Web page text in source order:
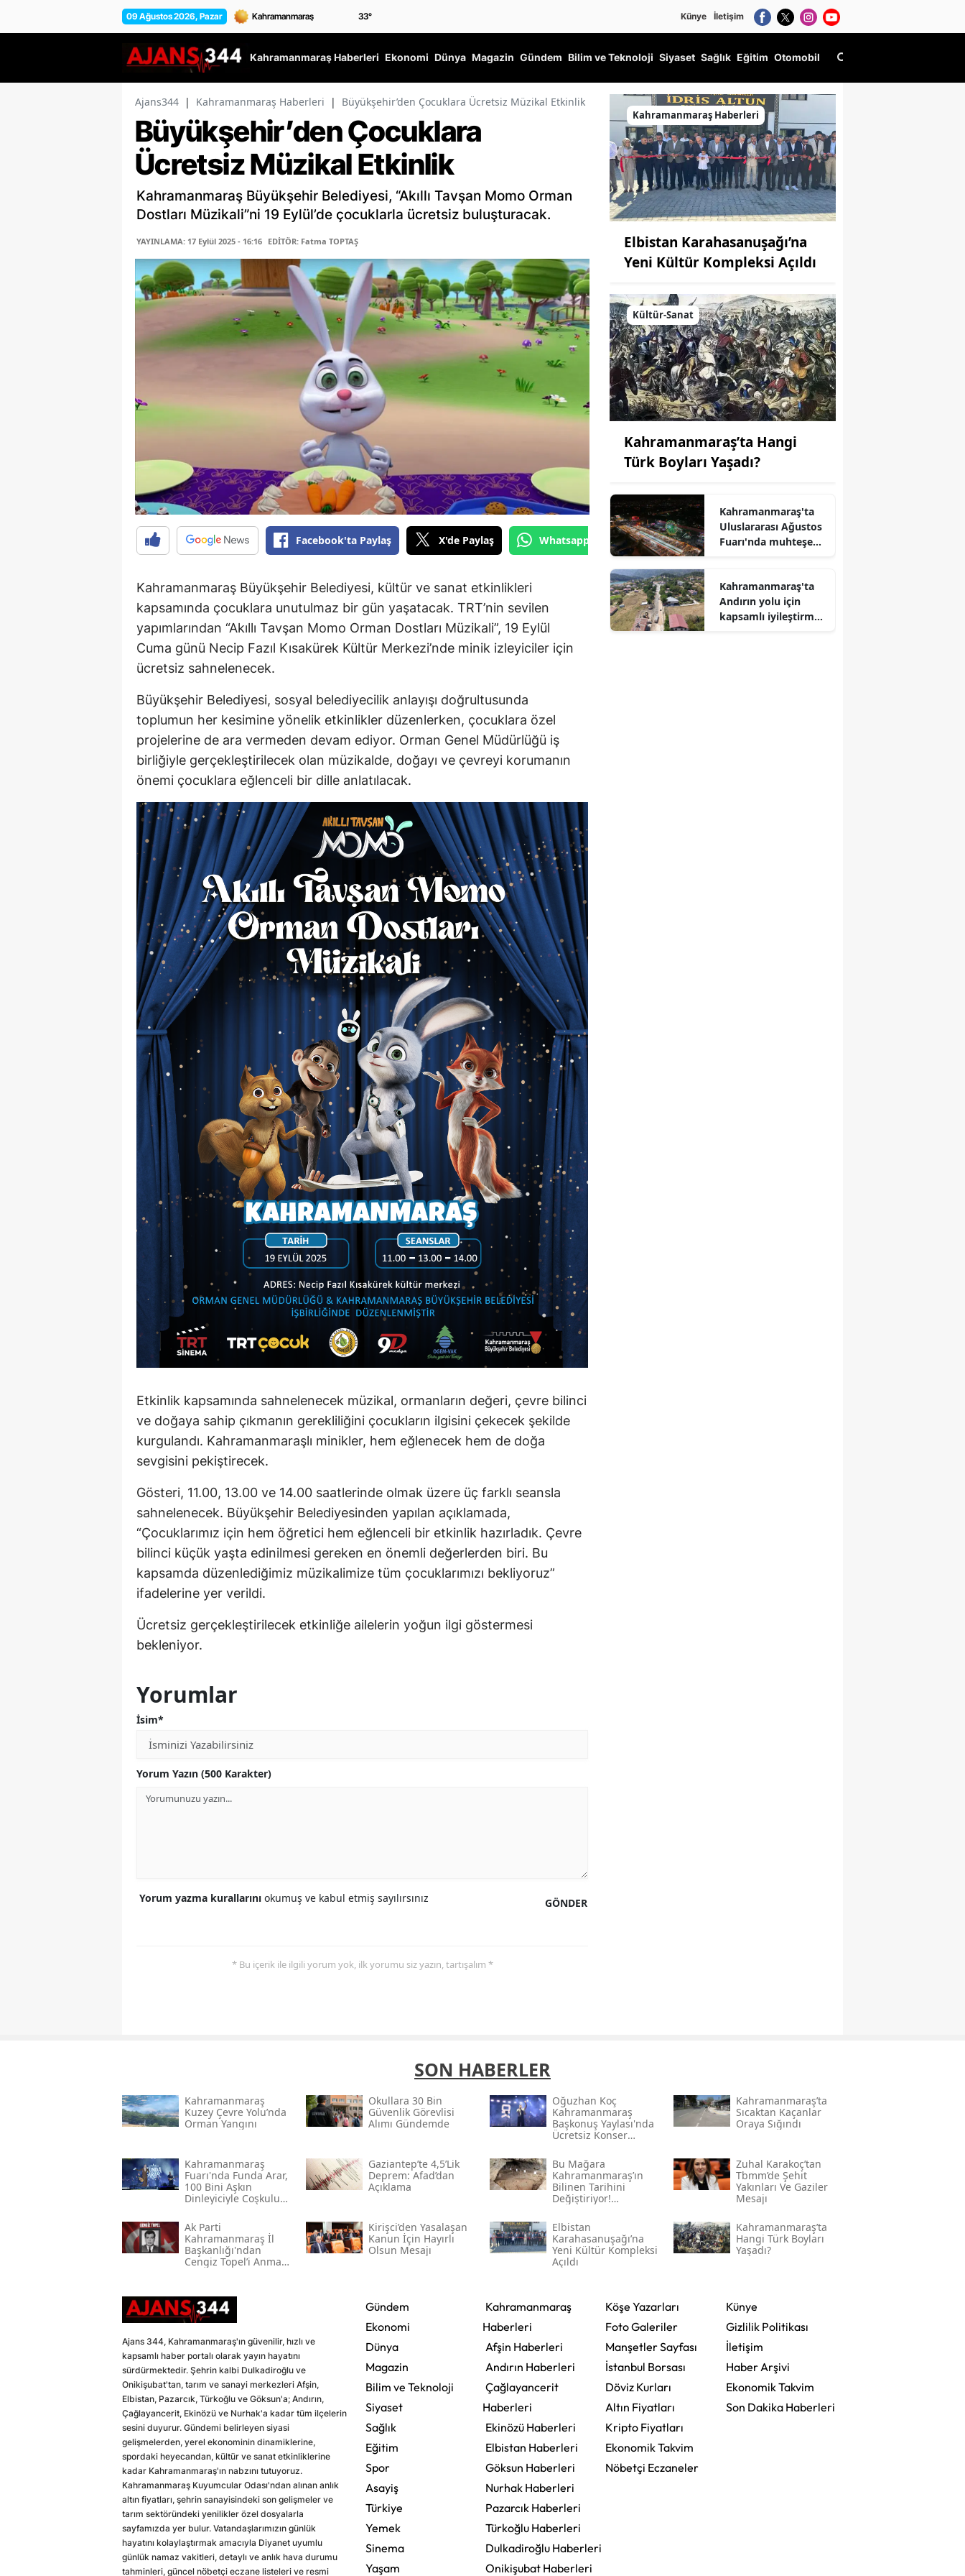
09 Ağustos 2026, Pazar 33° Künye İletişim
Kahramanmaraş Haberleri Ekonomi Dünya Magazin Gündem Bilim ve Teknoloji Siyaset Sağlık Eğitim Otomobil
Ajans344 | Kahramanmaraş Haberleri | Büyükşehir’den Çocuklara Ücretsiz Müzikal Etkinlik
Büyükşehir’den Çocuklara
Ücretsiz Müzikal Etkinlik
Kahramanmaraş Büyükşehir Belediyesi, “Akıllı Tavşan Momo Orman
Dostları Müzikali”ni 19 Eylül’de çocuklarla ücretsiz buluşturacak.
YAYINLAMA: 17 Eylül 2025 - 16:16 EDİTÖR: Fatma TOPTAŞ
Facebook'ta Paylaş X'de Paylaş Whatsapp'tan Gönder
Kahramanmaraş Büyükşehir Belediyesi, kültür ve sanat etkinlikleri
kapsamında çocuklara unutulmaz bir gün yaşatacak. TRT’nin sevilen
yapımlarından “Akıllı Tavşan Momo Orman Dostları Müzikali”, 19 Eylül
Cuma günü Necip Fazıl Kısakürek Kültür Merkezi’nde minik izleyiciler için
ücretsiz sahnelenecek.
Büyükşehir Belediyesi, sosyal belediyecilik anlayışı doğrultusunda
toplumun her kesimine yönelik etkinlikler düzenlerken, çocuklara özel
projelerine de ara vermeden devam ediyor. Orman Genel Müdürlüğü iş
birliğiyle gerçekleştirilecek olan müzikalde, doğayı ve çevreyi korumanın
önemi çocuklara eğlenceli bir dille anlatılacak.
Etkinlik kapsamında sahnelenecek müzikal, ormanların değeri, çevre bilinci
ve doğaya sahip çıkmanın gerekliliğini çocukların ilgisini çekecek şekilde
kurgulandı. Kahramanmaraşlı minikler, hem eğlenecek hem de doğa
sevgisini pekiştirecek.
Gösteri, 11.00, 13.00 ve 14.00 saatlerinde olmak üzere üç farklı seansla
sahnelenecek. Büyükşehir Belediyesinden yapılan açıklamada,
“Çocuklarımız için hem öğretici hem eğlenceli bir etkinlik hazırladık. Çevre
bilinci küçük yaşta edinilmesi gereken en önemli değerlerden biri. Bu
kapsamda düzenlediğimiz müzikalimize tüm çocuklarımızı bekliyoruz”
ifadelerine yer verildi.
Ücretsiz gerçekleştirilecek etkinliğe ailelerin yoğun ilgi göstermesi
bekleniyor.
Yorumlar
İsim*
Yorum Yazın (500 Karakter)
GÖNDER
Yorum yazma kurallarını okumuş ve kabul etmiş sayılırsınız
* Bu içerik ile ilgili yorum yok, ilk yorumu siz yazın, tartışalım *
Kahramanmaraş Haberleri
Elbistan Karahasanuşağı’na
Yeni Kültür Kompleksi Açıldı
Kültür-Sanat
Kahramanmaraş’ta Hangi
Türk Boyları Yaşadı?
Kahramanmaraş'ta
Uluslararası Ağustos
Fuarı'nda muhteşem
Kahramanmaraş'ta
Andırın yolu için
kapsamlı iyileştirme
SON HABERLER
Kahramanmaraş
Kuzey Çevre Yolu’nda
Orman Yangını
Okullara 30 Bin
Güvenlik Görevlisi
Alımı Gündemde
Oğuzhan Koç
Kahramanmaraş
Başkonuş Yaylası'nda
Ücretsiz Konser
Kahramanmaraş’ta
Sıcaktan Kaçanlar
Oraya Sığındı
Kahramanmaraş
Fuarı'nda Funda Arar,
100 Bini Aşkın
Dinleyiciyle Coşkulu
Gaziantep’te 4,5’lik
Deprem: Afad’dan
Açıklama
Bu Mağara
Kahramanmaraş’ın
Bilinen Tarihini
Değiştiriyor!
Eski Yerleşim İzleri
Zuhal Karakoç’tan
Tbmm’de Şehit
Yakınları Ve Gaziler
Mesajı
Ak Parti
Kahramanmaraş İl
Başkanlığı'ndan
Cengiz Topel’i Anma
Kirişci’den Yasalaşan
Kanun İçin Hayırlı
Olsun Mesajı
Elbistan
Karahasanuşağı’na
Yeni Kültür Kompleksi
Açıldı
Kahramanmaraş’ta
Hangi Türk Boyları
Yaşadı?
Ajans 344, Kahramanmaraş'ın güvenilir, hızlı ve
kapsamlı haber portalı olarak yayın hayatını
sürdürmektedir. Şehrin kalbi Dulkadiroğlu ve
Onikişubat'tan, tarım ve sanayi merkezleri Afşin,
Elbistan, Pazarcık, Türkoğlu ve Göksun'a; Andırın,
Çağlayancerit, Ekinözü ve Nurhak'a kadar tüm ilçelerin
sesini duyurur. Gündemi belirleyen siyasi
gelişmelerden, yerel ekonominin dinamiklerine,
spordaki heyecandan, kültür ve sanat etkinliklerine
kadar Kahramanmaraş'ın nabzını tutuyoruz.
Kahramanmaraş Kuyumcular Odası'ndan alınan anlık
altın fiyatları, şehrin sanayisindeki son gelişmeler ve
tarım sektöründeki yenilikler özel dosyalarla
sayfamızda yer bulur. Vatandaşlarımızın günlük
hayatını kolaylaştırmak amacıyla Diyanet uyumlu
günlük namaz vakitleri, detaylı ve anlık hava durumu
tahminleri, güncel nöbetçi eczane listeleri ve resmi
Gündem
Ekonomi
Dünya
Magazin
Bilim ve Teknoloji
Siyaset
Sağlık
Eğitim
Spor
Asayiş
Türkiye
Yemek
Sinema
Yaşam
Kahramanmaraş
Haberleri
Afşin Haberleri
Andırın Haberleri
Çağlayancerit
Haberleri
Ekinözü Haberleri
Elbistan Haberleri
Göksun Haberleri
Nurhak Haberleri
Pazarcık Haberleri
Türkoğlu Haberleri
Dulkadiroğlu Haberleri
Onikişubat Haberleri
Köşe Yazarları
Foto Galeriler
Manşetler Sayfası
İstanbul Borsası
Döviz Kurları
Altın Fiyatları
Kripto Fiyatları
Ekonomik Takvim
Nöbetçi Eczaneler
Künye
Gizlilik Politikası
İletişim
Haber Arşivi
Ekonomik Takvim
Son Dakika Haberleri